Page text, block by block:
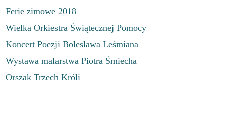
Ferie zimowe 2018
Wielka Orkiestra Świątecznej Pomocy
Koncert Poezji Bolesława Leśmiana
Wystawa malarstwa Piotra Śmiecha
Orszak Trzech Króli